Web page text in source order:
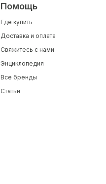
Помощь
Где купить
Доставка и оплата
Свяжитесь с нами
Энциклопедия
Все бренды
Статьи